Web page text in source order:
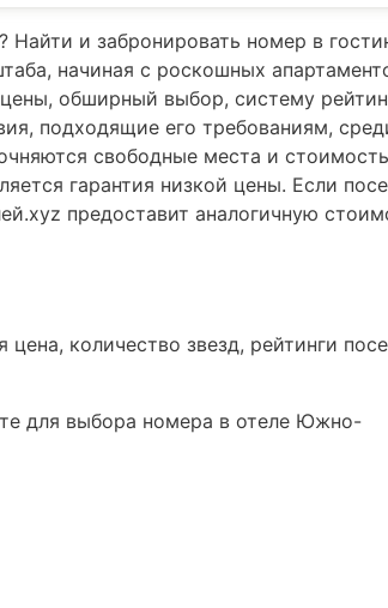
и забронировать номер в
начиная с роскошных
обширный выбор, систему
подходящие его требованиям,
свободные места и
гарантия низкой цены. Если
предоставит аналогичную
количество звезд, рейтинги
для выбора номера в отеле Южно-